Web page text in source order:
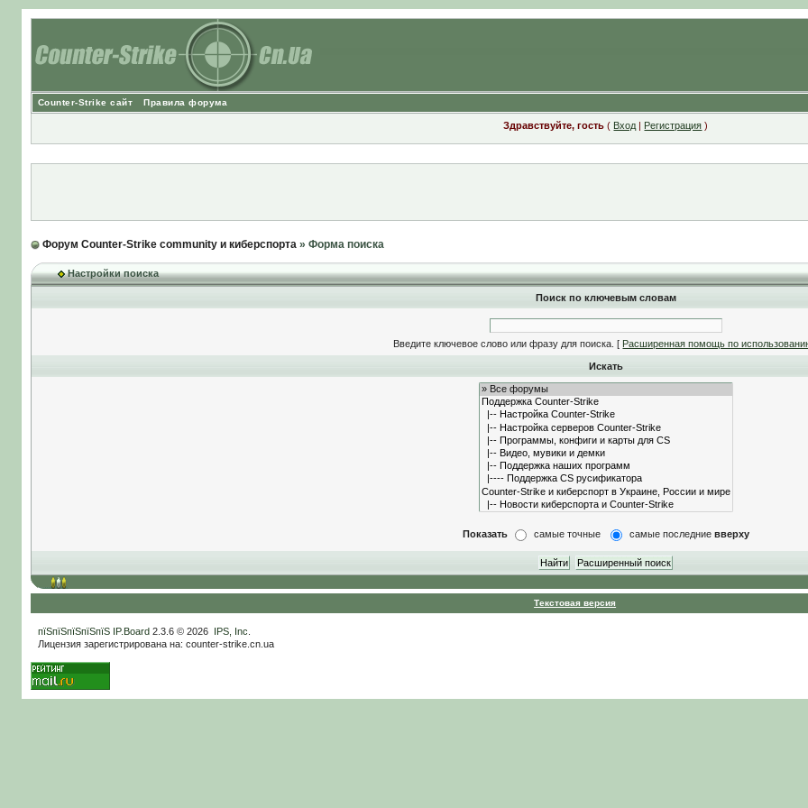
Counter-Strike сайт Правила форума
Здравствуйте, гость ( Вход | Регистрация )
Форум Counter-Strike community и киберспорта» Форма поиска
Настройки поиска
Поиск по ключевым словам
Введите ключевое слово или фразу для поиска. [ Расширенная помощь по
Искать
Показать самые точные самые последние вверху
Текстовая версия
пїЅпїЅпїЅпїЅпїЅ IP.Board2.3.6 © 2026 IPS, Inc
Лицензия зарегистрирована на: counter-strike.cn.ua